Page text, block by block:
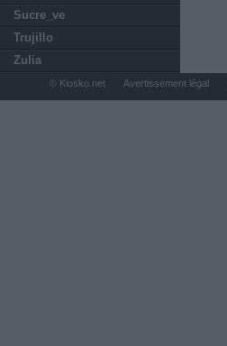
Sucre_ve
Trujillo
Zulia
© Kiosko.net Avertissement légal